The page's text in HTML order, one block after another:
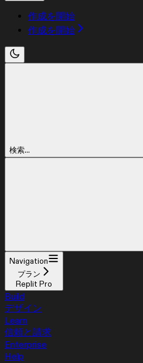
作成を開始
作成を開始
検索...
Navigation
プラン
Replit Pro
Build
デザイン
Learn
信頼と請求
Enterprise
Help